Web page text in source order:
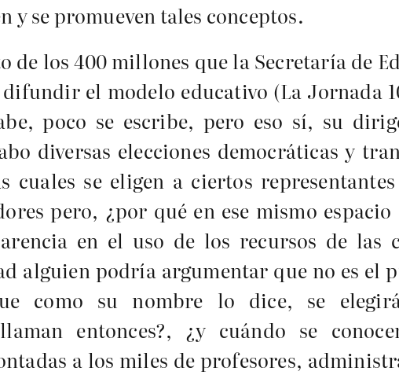
se promueven tales conceptos.
de los 400 millones que la Secretaría de
el modelo educativo (La Jornada
poco se escribe, pero eso sí, su
diversas elecciones democráticas y
cuales se eligen a ciertos
pero, ¿por qué en ese mismo
en el uso de los recursos de las
alguien podría argumentar que no es el
como su nombre lo dice, se
entonces?, ¿y cuándo se
a los miles de profesores,